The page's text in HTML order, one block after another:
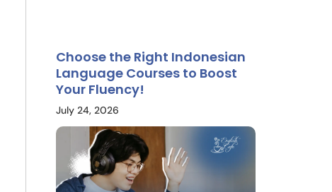
Choose the Right Indonesian
Language Courses to Boost
Your Fluency!
July 24, 2026